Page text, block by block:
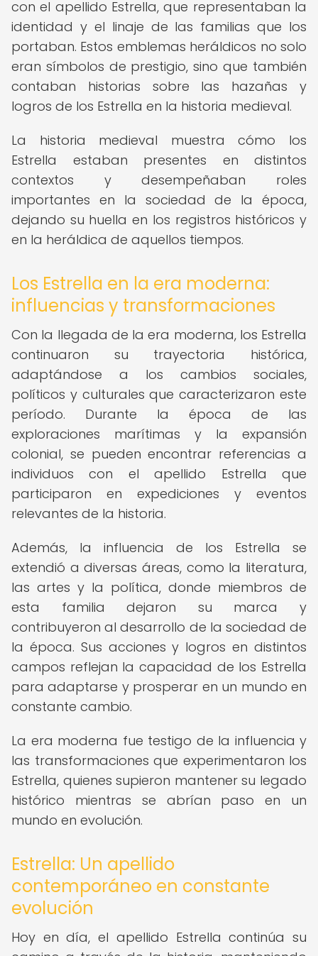
con el apellido Estrella, que representaban la
identidad y el linaje de las familias que los
portaban. Estos emblemas heráldicos no solo
eran símbolos de prestigio, sino que también
contaban historias sobre las hazañas y
logros de los Estrella en la historia medieval.
La historia medieval muestra cómo los
Estrella estaban presentes en distintos
contextos y desempeñaban roles
importantes en la sociedad de la época,
dejando su huella en los registros históricos y
en la heráldica de aquellos tiempos.
Los Estrella en la era moderna:
influencias y transformaciones
Con la llegada de la era moderna, los Estrella
continuaron su trayectoria histórica,
adaptándose a los cambios sociales,
políticos y culturales que caracterizaron este
período. Durante la época de las
exploraciones marítimas y la expansión
colonial, se pueden encontrar referencias a
individuos con el apellido Estrella que
participaron en expediciones y eventos
relevantes de la historia.
Además, la influencia de los Estrella se
extendió a diversas áreas, como la literatura,
las artes y la política, donde miembros de
esta familia dejaron su marca y
contribuyeron al desarrollo de la sociedad de
la época. Sus acciones y logros en distintos
campos reflejan la capacidad de los Estrella
para adaptarse y prosperar en un mundo en
constante cambio.
La era moderna fue testigo de la influencia y
las transformaciones que experimentaron los
Estrella, quienes supieron mantener su legado
histórico mientras se abrían paso en un
mundo en evolución.
Estrella: Un apellido
contemporáneo en constante
evolución
Hoy en día, el apellido Estrella continúa su